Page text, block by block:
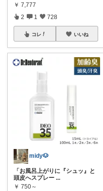
￥ 7,777
2 1 728
コレ いいね
midy🐶
「お風呂上がりに『シュッ』と
頭皮へスプレー ...
￥ 750～